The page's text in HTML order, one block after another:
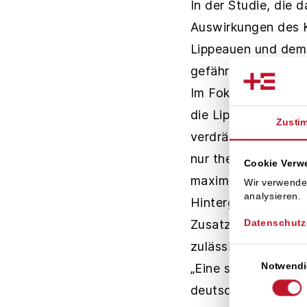
Cookie
Wir
analysieren.
In der Studie, die
Auswirkungen des
Lippeauen und
gefährden die
Im Fokus der
die Lippeauen
verdrängen
nur theoretischen
maximal 270
Zusatzbelastung
zulässig ist.
„Eine so
deutschen